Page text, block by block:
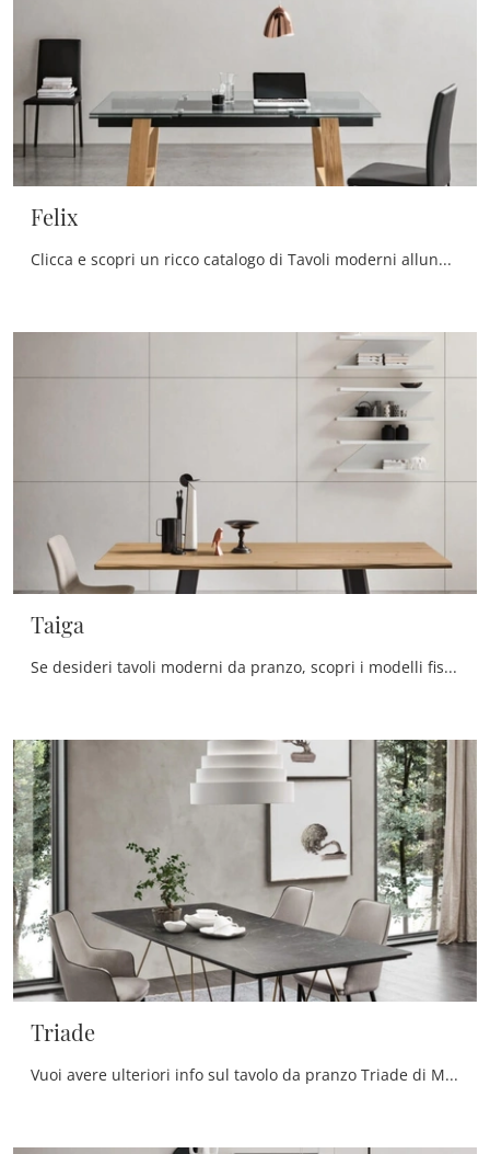
Felix
Clicca e scopri un ricco catalogo di Tavoli moderni allungabili da pranzo! Il modello Felix di Maronese ti aspetta.
Taiga
Se desideri tavoli moderni da pranzo, scopri i modelli fissi di Maronese: clicca e scopri il modello Taiga in legno.
Triade
Vuoi avere ulteriori info sul tavolo da pranzo Triade di Maronese? Clicca e scopri di più sui modelli fissi del brand.